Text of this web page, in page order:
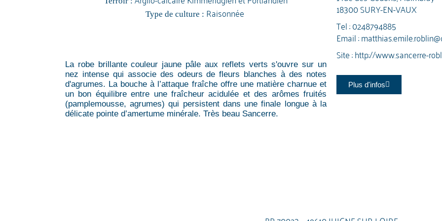
Type de culture : Raisonnée
La robe brillante couleur jaune pâle aux reflets verts s'ouvre sur un
nez intense qui associe des odeurs de fleurs blanches à des notes
d'agrumes. La bouche à l’attaque fraîche offre une matière charnue et
un bon équilibre entre une fraîcheur acidulée et des arômes fruités
(pamplemousse, agrumes) qui persistent dans une finale longue à la
délicate pointe d’amertume minérale. Très beau Sancerre.
18300 SURY-EN-VAUX
Tel :0248794885
Email :
Site :http://www.sancerre-
Plus d'infos